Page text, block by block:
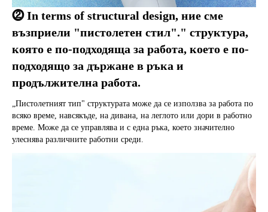
⓶ In terms of structural design, ние сме
възприели "пистолетен стил"." структура,
която е по-подходяща за работа, което е по-
подходящо за държане в ръка и
продължителна работа.
„Пистолетният тип" структурата може да се използва за работа по
всяко време, навсякъде, на дивана, на леглото или дори в работно
време. Може да се управлява и с една ръка, което значително
улеснява различните работни среди.